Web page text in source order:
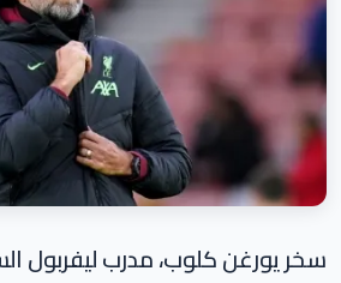
سخر يورغن كلوب، مدرب ليفربول